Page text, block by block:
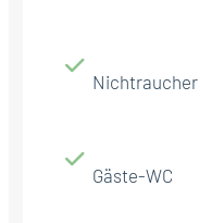
Nichtraucher
Gäste-WC